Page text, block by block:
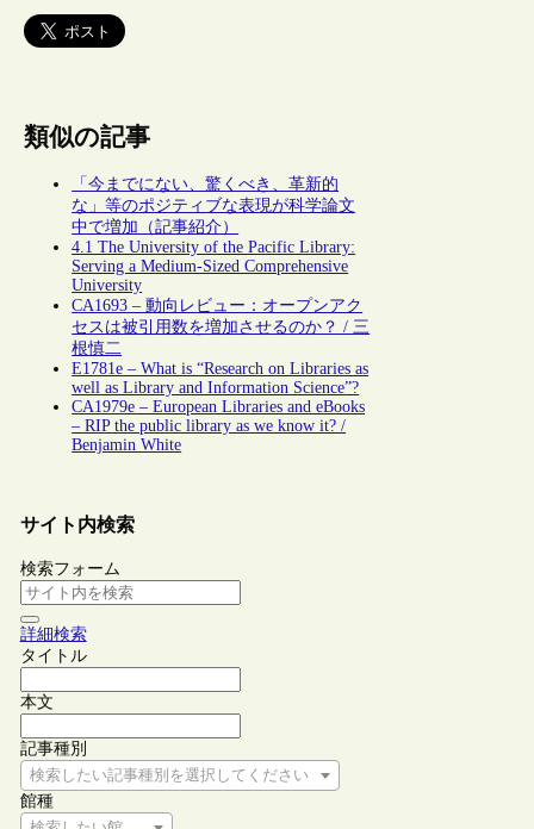
類似の記事
「今までにない、驚くべき、革新的
な」等のポジティブな表現が科学論文
中で増加（記事紹介）
4.1 The University of the Pacific Library:
Serving a Medium-Sized Comprehensive
University
CA1693 – 動向レビュー：オープンアク
セスは被引用数を増加させるのか？ / 三
根慎二
E1781e – What is “Research on Libraries as
well as Library and Information Science”?
CA1979e – European Libraries and eBooks
– RIP the public library as we know it? /
Benjamin White
サイト内検索
検索フォーム
詳細検索
タイトル
本文
記事種別
検索したい記事種別を選択してください
館種